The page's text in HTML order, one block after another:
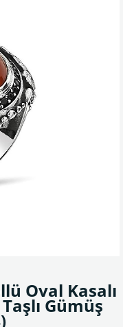
Oval Kasalı
Gümüş